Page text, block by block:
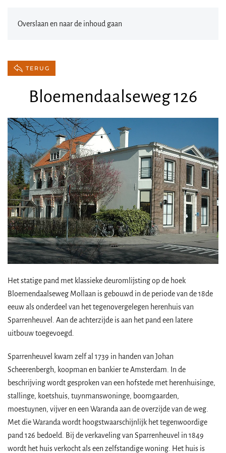
Overslaan en naar de inhoud gaan
TERUG
Bloemendaalseweg 126
Het statige pand met klassieke deuromlijsting op de hoek
Bloemendaalseweg Mollaan is gebouwd in de periode van de 18de
eeuw als onderdeel van het tegenovergelegen herenhuis van
Sparrenheuvel. Aan de achterzijde is aan het pand een latere
uitbouw toegevoegd.
Sparrenheuvel kwam zelf al 1739 in handen van Johan
Scheerenbergh, koopman en bankier te Amsterdam. In de
beschrijving wordt gesproken van een hofstede met herenhuisinge,
stallinge, koetshuis, tuynmanswoninge, boomgaarden,
moestuynen, vijver en een Waranda aan de overzijde van de weg.
Met die Waranda wordt hoogstwaarschijnlijk het tegenwoordige
pand 126 bedoeld. Bij de verkaveling van Sparrenheuvel in 1849
wordt het huis verkocht als een zelfstandige woning. Het huis is